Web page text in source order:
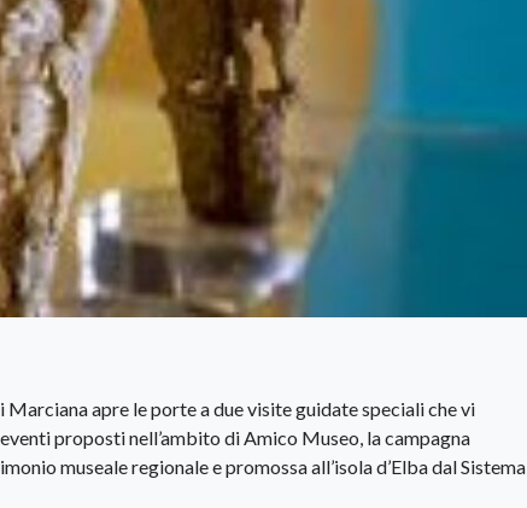
apre le porte a due visite guidate speciali che vi
proposti nell’ambito di Amico Museo, la campagna
museale regionale e promossa all’isola d’Elba dal Sistema